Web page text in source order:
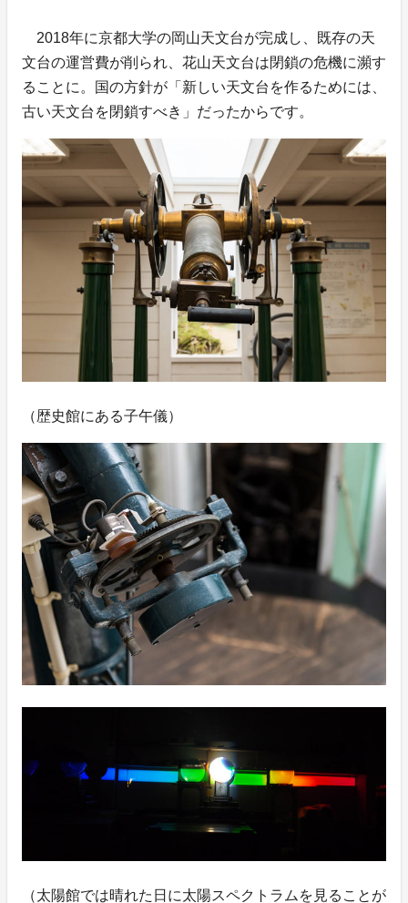
2018年に京都大学の岡山天文台が完成し、既存の天
文台の運営費が削られ、花山天文台は閉鎖の危機に瀕す
ることに。国の方針が「新しい天文台を作るためには、
古い天文台を閉鎖すべき」だったからです。
（歴史館にある子午儀）
（太陽館では晴れた日に太陽スペクトラムを見ることが